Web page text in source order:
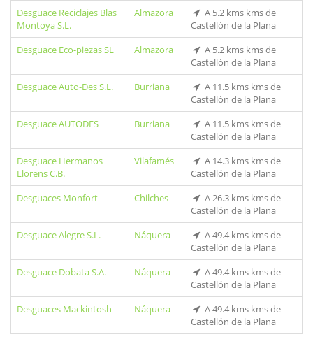
Desguace Reciclajes Blas
Montoya S.L.
Almazora
A 5.2 kms kms de
Castellón de la Plana
Desguace Eco-piezas SL
Almazora
A 5.2 kms kms de
Castellón de la Plana
Desguace Auto-Des S.L.
Burriana
A 11.5 kms kms de
Castellón de la Plana
Desguace AUTODES
Burriana
A 11.5 kms kms de
Castellón de la Plana
Desguace Hermanos
Llorens C.B.
Vilafamés
A 14.3 kms kms de
Castellón de la Plana
Desguaces Monfort
Chilches
A 26.3 kms kms de
Castellón de la Plana
Desguace Alegre S.L.
Náquera
A 49.4 kms kms de
Castellón de la Plana
Desguace Dobata S.A.
Náquera
A 49.4 kms kms de
Castellón de la Plana
Desguaces Mackintosh
Náquera
A 49.4 kms kms de
Castellón de la Plana